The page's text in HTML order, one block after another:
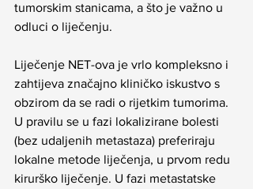
tumorskim stanicama, a što je važno u
odluci o liječenju.
Liječenje NET-ova je vrlo kompleksno i
zahtijeva značajno kliničko iskustvo s
obzirom da se radi o rijetkim tumorima.
U pravilu se u fazi lokalizirane bolesti
(bez udaljenih metastaza) preferiraju
lokalne metode liječenja, u prvom redu
kirurško liječenje. U fazi metastatske